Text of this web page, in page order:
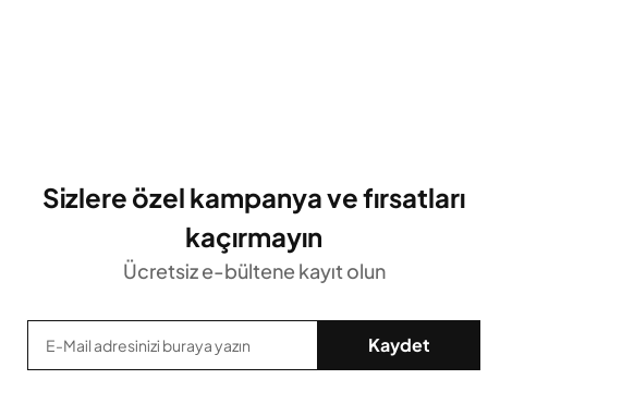
Sizlere özel kampanya ve fırsatları
kaçırmayın
Ücretsiz e-bültene kayıt olun
Kaydet